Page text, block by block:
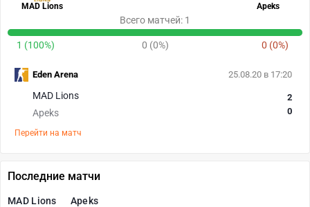
MAD Lions Apeks
Всего матчей: 1
1 (100%) 0 (0%) 0 (0%)
25.08.20 в 17:20
MAD Lions
Apeks
2
0
Перейти на матч
Eden Arena
Последние матчи
MAD Lions Apeks